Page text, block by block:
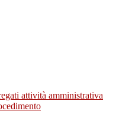
attività amministrativa